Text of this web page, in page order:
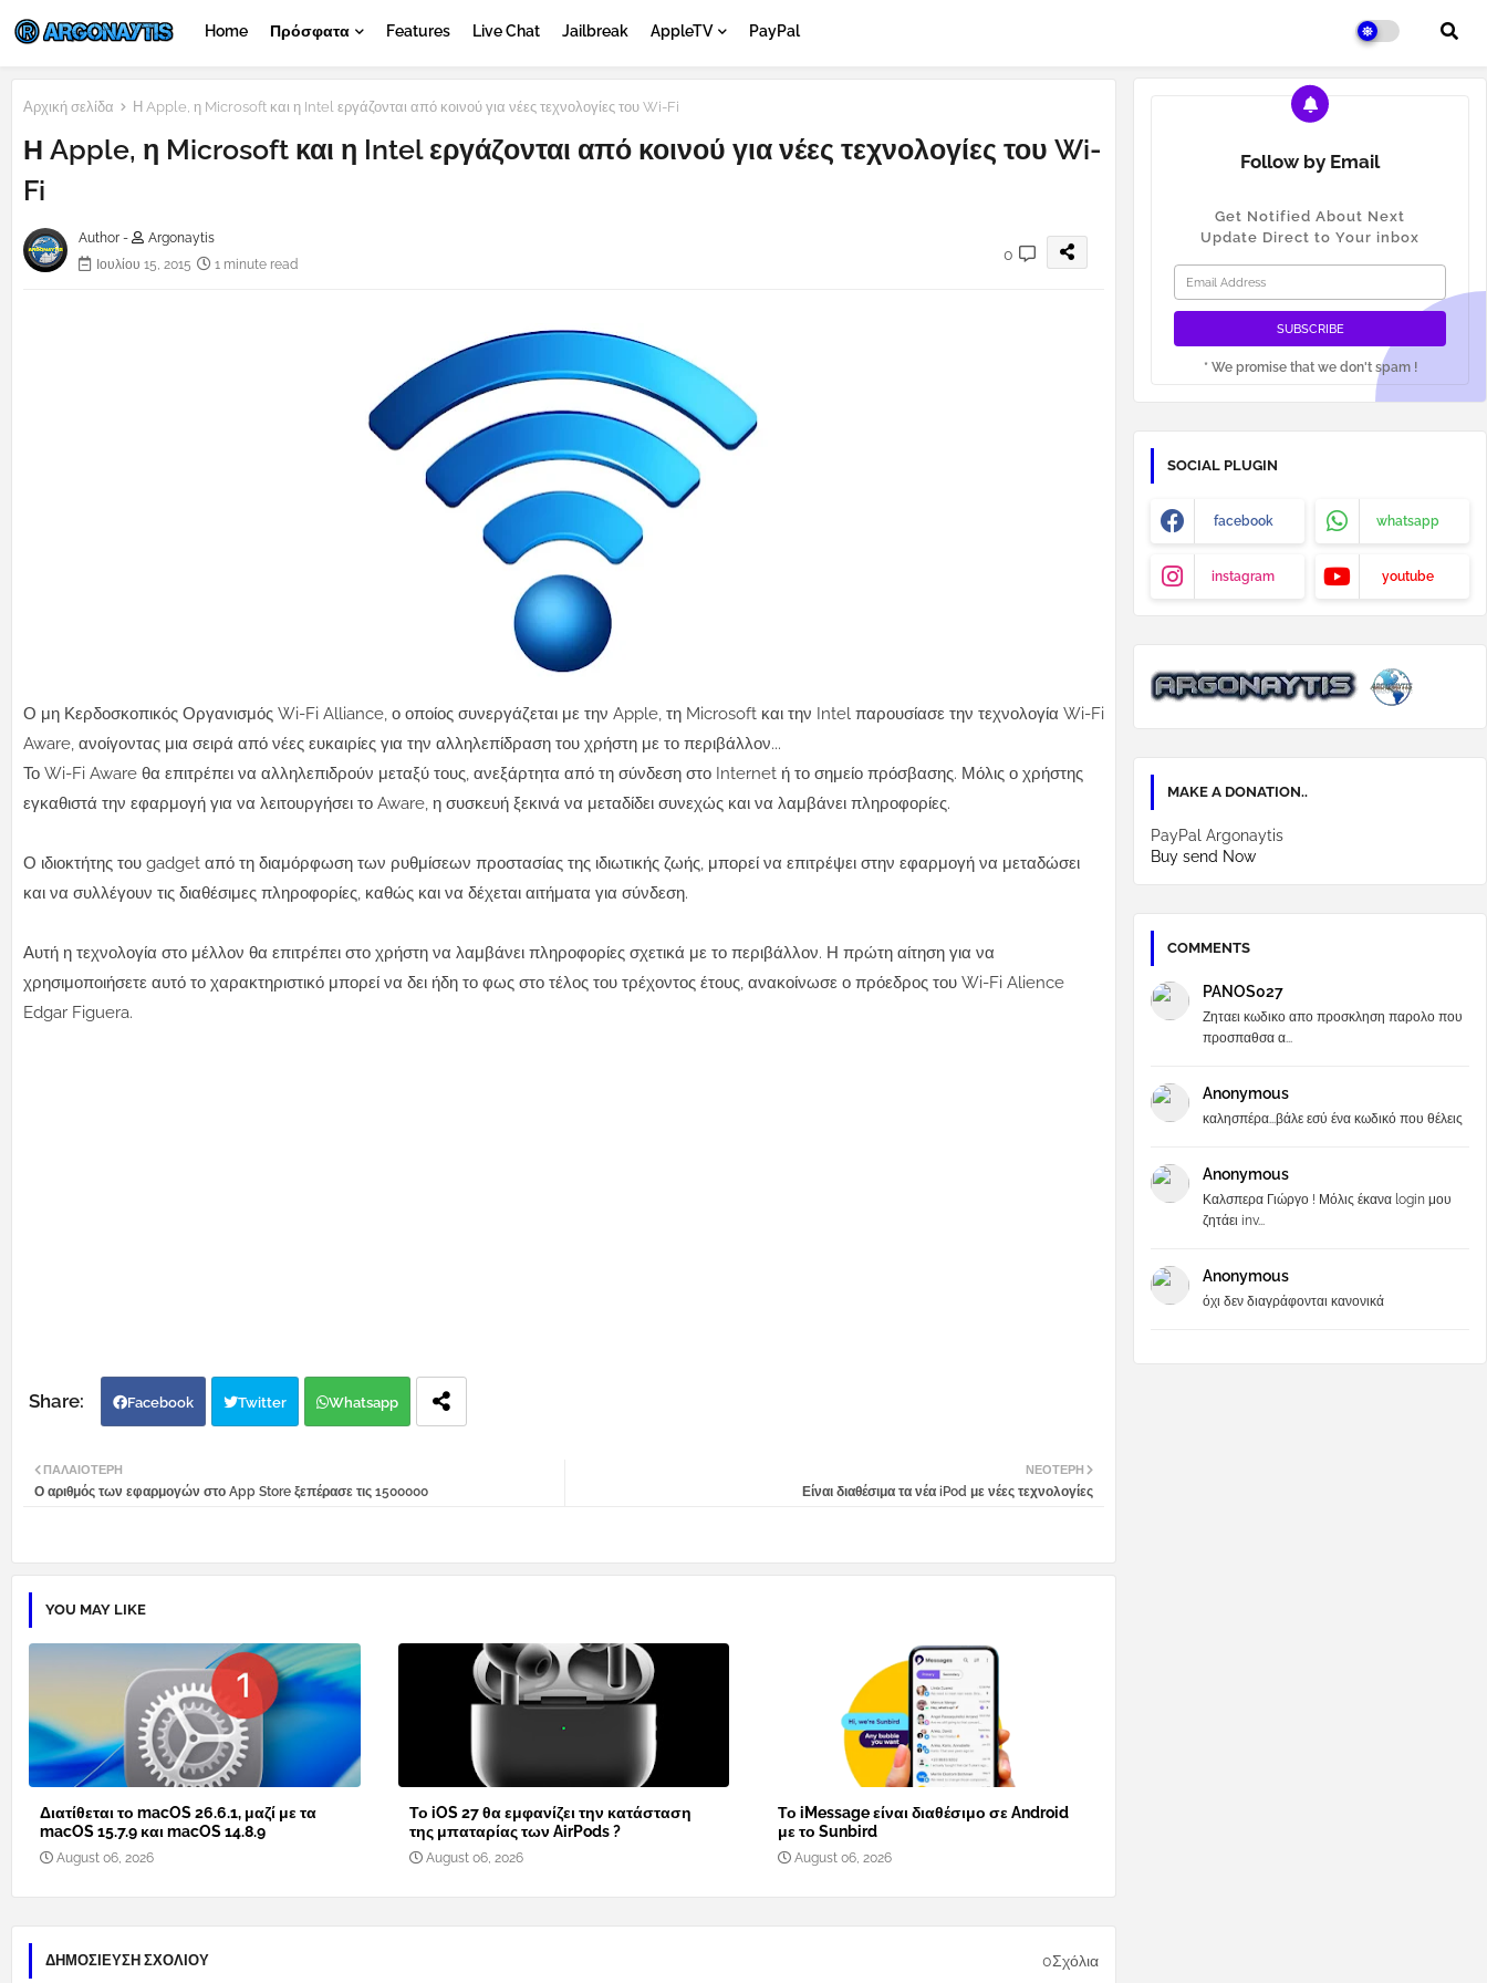
Home Πρόσφατα Features Live Chat Jailbreak AppleTV PayPal
Αρχική σελίδα Η Apple, η Microsoft και η Intel εργάζονται από κοινού για νέες τεχνολογίες του Wi-Fi
Η Apple, η Microsoft και η Intel εργάζονται από κοινού για νέες τεχνολογίες του Wi-
Fi
Author -
Argonaytis
Ιουλίου 15, 2015
1 minute read
0
Ο μη Κερδοσκοπικός Οργανισμός Wi-Fi Alliance, ο οποίος συνεργάζεται με την Apple, τη Microsoft και την Intel παρουσίασε την τεχνολογία Wi-Fi
Aware, ανοίγοντας μια σειρά από νέες ευκαιρίες για την αλληλεπίδραση του χρήστη με το περιβάλλον...
Το Wi-Fi Aware θα επιτρέπει να αλληλεπιδρούν μεταξύ τους, ανεξάρτητα από τη σύνδεση στο Internet ή το σημείο πρόσβασης. Μόλις ο χρήστης
εγκαθιστά την εφαρμογή για να λειτουργήσει το Aware, η συσκευή ξεκινά να μεταδίδει συνεχώς και να λαμβάνει πληροφορίες.
Ο ιδιοκτήτης του gadget από τη διαμόρφωση των ρυθμίσεων προστασίας της ιδιωτικής ζωής, μπορεί να επιτρέψει στην εφαρμογή να μεταδώσει
και να συλλέγουν τις διαθέσιμες πληροφορίες, καθώς και να δέχεται αιτήματα για σύνδεση.
Αυτή η τεχνολογία στο μέλλον θα επιτρέπει στο χρήστη να λαμβάνει πληροφορίες σχετικά με το περιβάλλον. Η πρώτη αίτηση για να
χρησιμοποιήσετε αυτό το χαρακτηριστικό μπορεί να δει ήδη το φως στο τέλος του τρέχοντος έτους, ανακοίνωσε ο πρόεδρος του Wi-Fi Alience
Edgar Figuera.
Facebook Twitter Whatsapp
ΝΕΌΤΕΡΗ
Είναι διαθέσιμα τα νέα iPod με νέες τεχνολογίες
ΠΑΛΑΙΌΤΕΡΗ
Ο αριθμός των εφαρμογών στο App Store ξεπέρασε τις 1500000
YOU MAY LIKE
Διατίθεται το macOS 26.6.1, μαζί με τα
macOS 15.7.9 και macOS 14.8.9
August 06, 2026
Το iOS 27 θα εμφανίζει την κατάσταση
της μπαταρίας των AirPods ?
August 06, 2026
Το iMessage είναι διαθέσιμο σε Android
με το Sunbird
August 06, 2026
ΔΗΜΟΣΊΕΥΣΗ ΣΧΟΛΊΟΥ 0Σχόλια
Follow by Email
Get Notified About Next
Update Direct to Your inbox
* We promise that we don't spam !
SOCIAL PLUGIN
facebook whatsapp
instagram youtube
MAKE A DONATION..
PayPal Argonaytis
Buy send Now
COMMENTS
PANOS027
Ζηταει κωδικο απο προσκληση παρολο που
προσπαθσα α...
Anonymous
καλησπέρα...βάλε εσύ ένα κωδικό που θέλεις
Anonymous
Καλσπερα Γιώργο ! Μόλις έκανα login μου
ζητάει inv...
Anonymous
όχι δεν διαγράφονται κανονικά